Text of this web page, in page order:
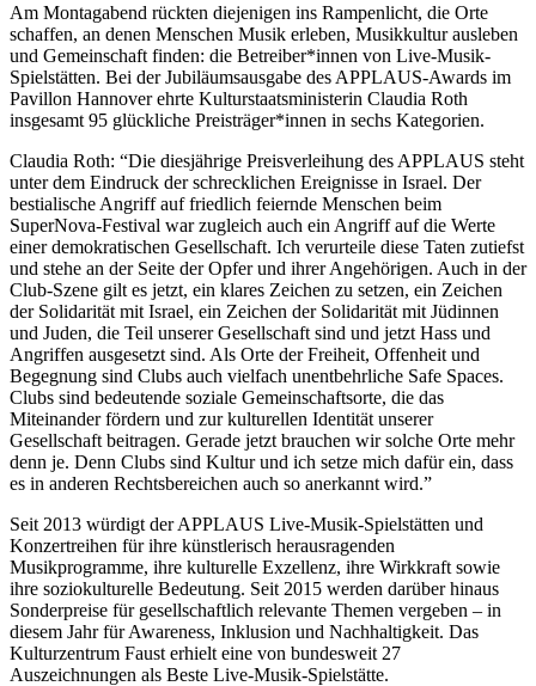
Am Montagabend rückten diejenigen ins Rampenlicht, die Orte
schaffen, an denen Menschen Musik erleben, Musikkultur ausleben
und Gemeinschaft finden: die Betreiber*innen von Live-Musik-
Spielstätten. Bei der Jubiläumsausgabe des APPLAUS-Awards im
Pavillon Hannover ehrte Kulturstaatsministerin Claudia Roth
insgesamt 95 glückliche Preisträger*innen in sechs Kategorien.
Claudia Roth: “Die diesjährige Preisverleihung des APPLAUS steht
unter dem Eindruck der schrecklichen Ereignisse in Israel. Der
bestialische Angriff auf friedlich feiernde Menschen beim
SuperNova-Festival war zugleich auch ein Angriff auf die Werte
einer demokratischen Gesellschaft. Ich verurteile diese Taten zutiefst
und stehe an der Seite der Opfer und ihrer Angehörigen. Auch in der
Club-Szene gilt es jetzt, ein klares Zeichen zu setzen, ein Zeichen
der Solidarität mit Israel, ein Zeichen der Solidarität mit Jüdinnen
und Juden, die Teil unserer Gesellschaft sind und jetzt Hass und
Angriffen ausgesetzt sind. Als Orte der Freiheit, Offenheit und
Begegnung sind Clubs auch vielfach unentbehrliche Safe Spaces.
Clubs sind bedeutende soziale Gemeinschaftsorte, die das
Miteinander fördern und zur kulturellen Identität unserer
Gesellschaft beitragen. Gerade jetzt brauchen wir solche Orte mehr
denn je. Denn Clubs sind Kultur und ich setze mich dafür ein, dass
es in anderen Rechtsbereichen auch so anerkannt wird.”
Seit 2013 würdigt derAPPLAUS Live-Musik-Spielstätten und
Konzertreihen für ihre künstlerisch herausragenden
Musikprogramme, ihre kulturelle Exzellenz, ihre Wirkkraft sowie
ihre soziokulturelle Bedeutung. Seit 2015 werden darüber hinaus
Sonderpreise für gesellschaftlich relevante Themen vergeben – in
diesem Jahr für Awareness, Inklusion und Nachhaltigkeit. Das
Kulturzentrum Faust erhielt eine von bundesweit 27
Auszeichnungen als Beste Live-Musik-Spielstätte.